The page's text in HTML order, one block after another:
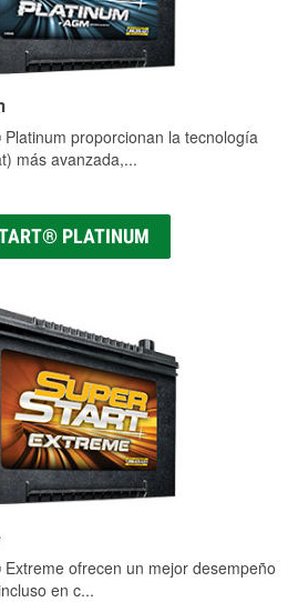
proporcionan la tecnología
más avanzada,...
PLATINUM
ofrecen un mejor desempeño
en c...